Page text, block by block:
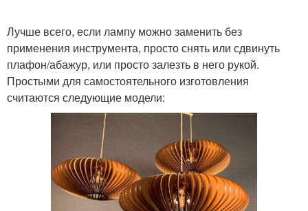
Лучше всего, если лампу можно заменить без
применения инструмента, просто снять или сдвинуть
плафон/абажур, или просто залезть в него рукой.
Простыми для самостоятельного изготовления
считаются следующие модели: